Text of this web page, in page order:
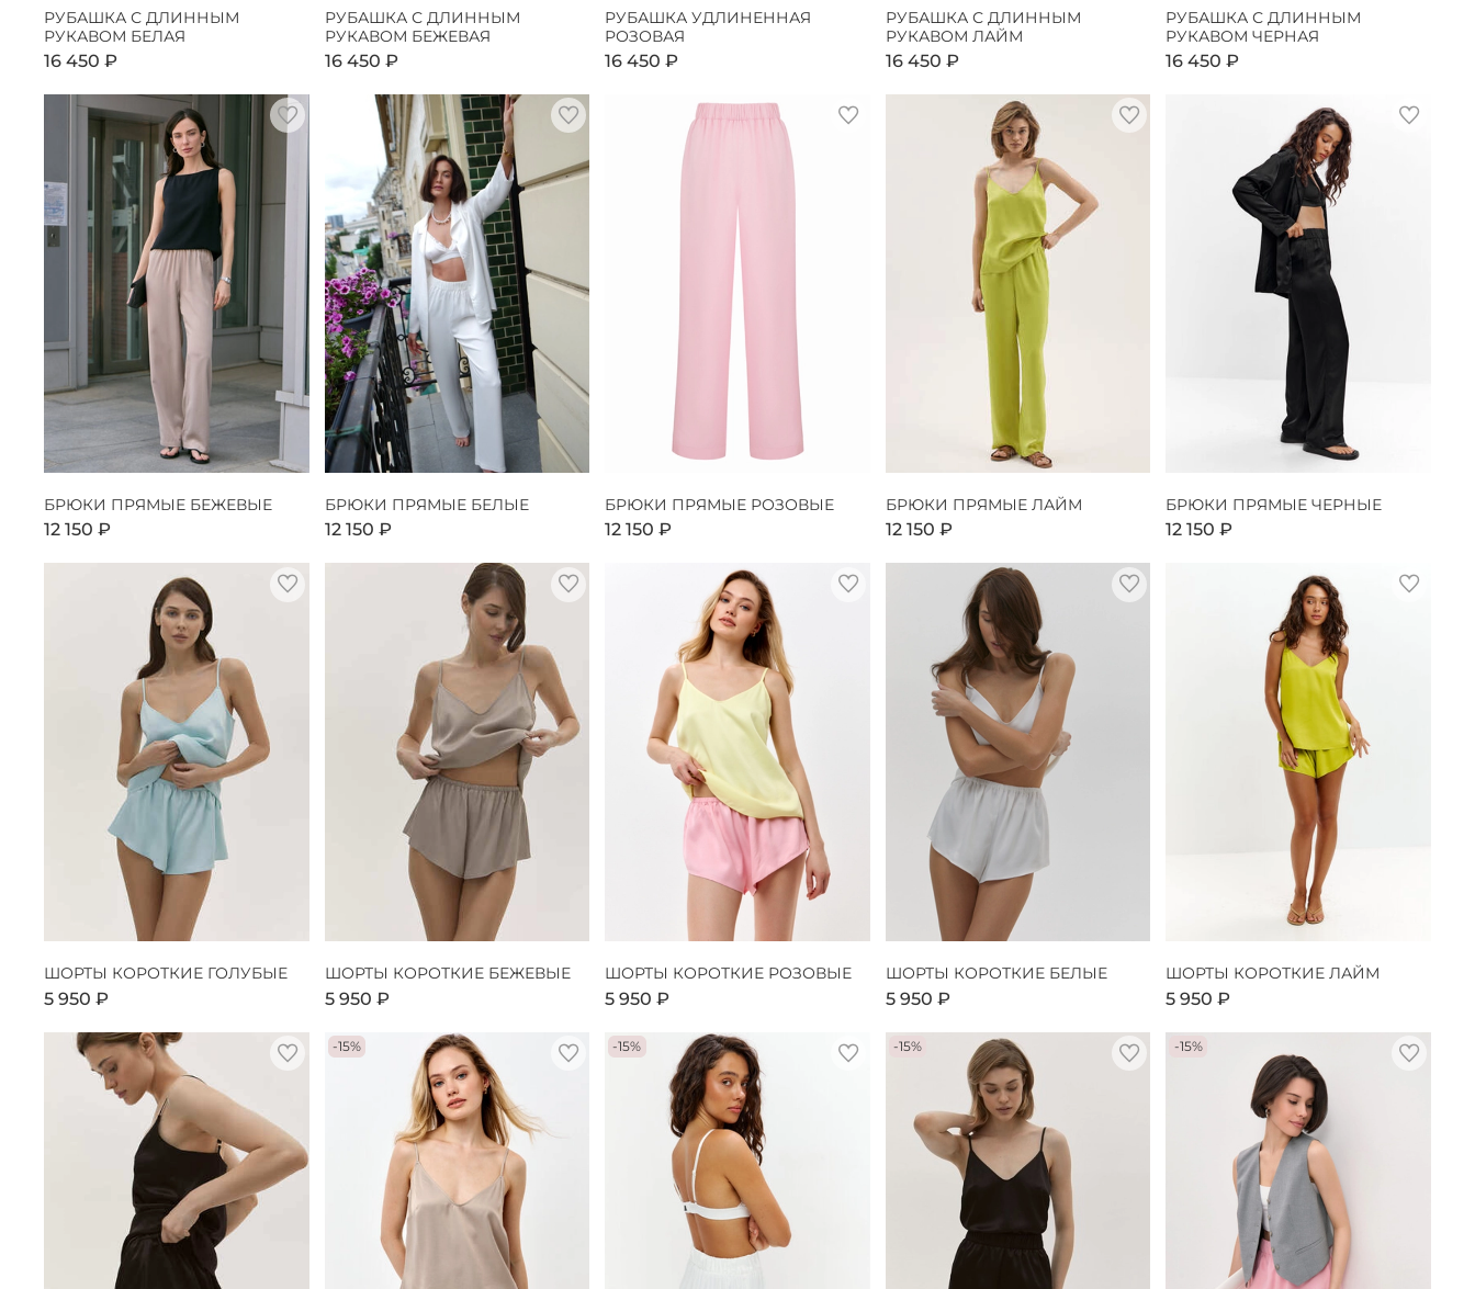
РУБАШКА С ДЛИННЫМ
РУКАВОМ БЕЛАЯ
16 450 ₽
РУБАШКА С ДЛИННЫМ
РУКАВОМ БЕЖЕВАЯ
16 450 ₽
РУБАШКА УДЛИНЕННАЯ
РОЗОВАЯ
16 450 ₽
РУБАШКА С ДЛИННЫМ
РУКАВОМ ЛАЙМ
16 450 ₽
РУБАШКА С ДЛИННЫМ
РУКАВОМ ЧЕРНАЯ
16 450 ₽
БРЮКИ ПРЯМЫЕ БЕЖЕВЫЕ
12 150 ₽
БРЮКИ ПРЯМЫЕ БЕЛЫЕ
12 150 ₽
БРЮКИ ПРЯМЫЕ РОЗОВЫЕ
12 150 ₽
БРЮКИ ПРЯМЫЕ ЛАЙМ
12 150 ₽
БРЮКИ ПРЯМЫЕ ЧЕРНЫЕ
12 150 ₽
ШОРТЫ КОРОТКИЕ ГОЛУБЫЕ
5 950 ₽
ШОРТЫ КОРОТКИЕ БЕЖЕВЫЕ
5 950 ₽
ШОРТЫ КОРОТКИЕ РОЗОВЫЕ
5 950 ₽
ШОРТЫ КОРОТКИЕ БЕЛЫЕ
5 950 ₽
ШОРТЫ КОРОТКИЕ ЛАЙМ
5 950 ₽
-15% -15% -15% -15%